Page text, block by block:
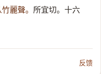
麗聲。 所宜切。十六
反馈